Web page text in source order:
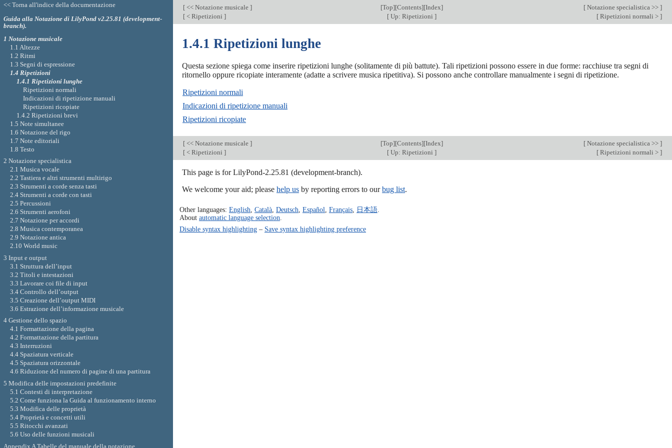
[ << Notazione musicale ] [Top][Contents][Index] [ Notazione specialistica >> ]
[ < Ripetizioni ] [Up: Ripetizioni ] [ Ripetizioni normali > ]
1.4.1 Ripetizioni lunghe
Questa sezione spiega come inserire ripetizioni lunghe (solitamente di più battute). Tali ripetizioni possono essere in due forme: racchiuse tra segni di
ritornello oppure ricopiate interamente (adatte a scrivere musica ripetitiva). Si possono anche controllare manualmente i segni di ripetizione.
Ripetizioni normali
Indicazioni di ripetizione manuali
Ripetizioni ricopiate
[ << Notazione musicale ] [Top][Contents][Index] [ Notazione specialistica >> ]
[ < Ripetizioni ] [Up: Ripetizioni ] [ Ripetizioni normali > ]
This page is for LilyPond-2.25.81 (development-branch).
We welcome your aid; please help us by reporting errors to ourbug list.
Other languages: English Català, Deutsch Español Français, 日本語.
About automatic language selection
Disable syntax highlighting– Save syntax highlighting preference
<< Torna all'indice della documentazione
Guida alla Notazione di LilyPond v2.25.81 (development-
branch).
1 Notazione musicale
1.1 Altezze
1.2 Ritmi
1.3 Segni di espressione
1.4 Ripetizioni
1.4.1 Ripetizioni lunghe
Ripetizioni normali
Indicazioni di ripetizione manuali
Ripetizioni ricopiate
1.4.2 Ripetizioni brevi
1.5 Note simultanee
1.6 Notazione del rigo
1.7 Note editoriali
1.8 Testo
2 Notazione specialistica
2.1 Musica vocale
2.2 Tastiera e altri strumenti multirigo
2.3 Strumenti a corde senza tasti
2.4 Strumenti a corde con tasti
2.5 Percussioni
2.6 Strumenti aerofoni
2.7 Notazione per accordi
2.8 Musica contemporanea
2.9 Notazione antica
2.10 World music
3 Input e output
3.1 Struttura dell’input
3.2 Titoli e intestazioni
3.3 Lavorare coi file di input
3.4 Controllo dell’output
3.5 Creazione dell’output MIDI
3.6 Estrazione dell’informazione musicale
4 Gestione dello spazio
4.1 Formattazione della pagina
4.2 Formattazione della partitura
4.3 Interruzioni
4.4 Spaziatura verticale
4.5 Spaziatura orizzontale
4.6 Riduzione del numero di pagine di una partitura
5 Modifica delle impostazioni predefinite
5.1 Contesti di interpretazione
5.2 Come funziona la Guida al funzionamento interno
5.3 Modifica delle proprietà
5.4 Proprietà e concetti utili
5.5 Ritocchi avanzati
5.6 Uso delle funzioni musicali
Appendix A Tabelle del manuale della notazione